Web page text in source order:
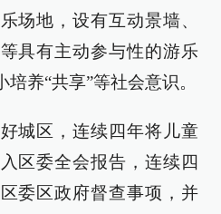
场地，设有互动景墙、
具有主动参与性的游乐
养“共享”等社会意识。
城区，连续四年将儿童
区委全会报告，连续四
委区政府督查事项，并